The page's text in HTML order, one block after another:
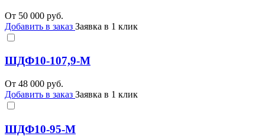
От 50 000 руб.
Добавить в заказ Заявка в 1 клик
ШДФ10-107,9-М
От 48 000 руб.
Добавить в заказ Заявка в 1 клик
ШДФ10-95-М